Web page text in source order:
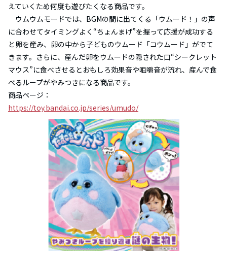
えていくため何度も遊びたくなる商品です。
ウムウムモードでは、BGMの間に出てくる「ウムード！」の声
に合わせてタイミングよく“ちょんまげ”を握って応援が成功する
と卵を産み、卵の中から子どものウムード「コウムード」がでて
きます。さらに、産んだ卵をウムードの隠された口“シークレット
マウス”に食べさせるとおもしろ効果音や咀嚼音が流れ、産んで食
べるループがやみつきになる商品です。
商品ページ：
https://toy.bandai.co.jp/series/umudo/